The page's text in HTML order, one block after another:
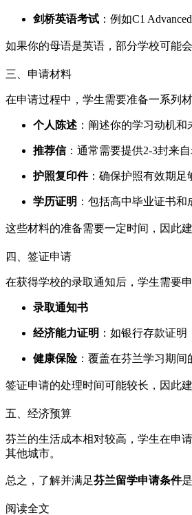
剑桥英语考试 ：例如C1
如果你的母语是英语，部分学校可能
三、申请材料
在申请过程中，学生需要准备一系列
个人陈述 ：阐述你的学习动机和
推荐信：通常需要提供2-3封来
护照复印件：确保护照有效期足
学历证明 ：包括高中毕业证书和
这些材料的准备需要一定时间，因此
四、签证申请
在获得学校的录取通知后，学生需要
录取通知书
经济能力证明 ：如银行存款证
健康保险：覆盖在芬兰学习期间
签证申请的处理时间可能较长，因此
五、经济预算
芬兰的生活成本相对较高，学生在申
其他城市。
总之，了解并满足芬兰留学申请条件
阅读全文